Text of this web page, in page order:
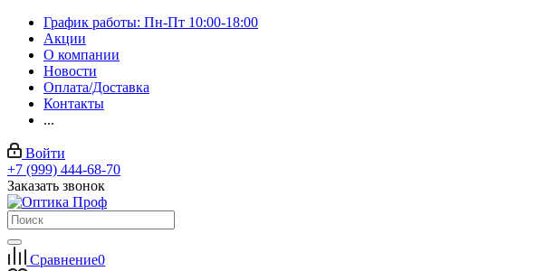
График работы: Пн-Пт 10:00-18:00
Акции
О компании
Новости
Оплата/Доставка
Контакты
...
Войти
+7 (999) 444-68-70
Заказать звонок
Сравнение0